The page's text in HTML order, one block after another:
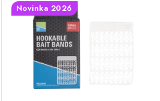
Novinka 2026